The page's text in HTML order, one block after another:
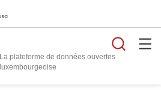
La plateforme de données ouvertes